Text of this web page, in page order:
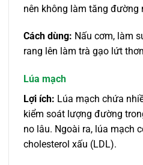
nên không làm tăng đường
Cách dùng: Nấu cơm, làm
rang lên làm trà gạo lứt
Lúa mạch
Lợi ích: Lúa mạch chứa
kiểm soát lượng đường
no lâu. Ngoài ra, lúa mạch
cholesterol xấu (LDL).